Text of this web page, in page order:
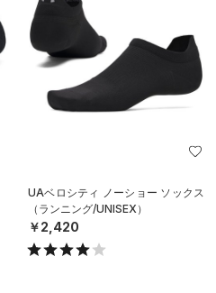
UAベロシティ ノーショー ソックス
（ランニング/UNISEX）
￥2,420